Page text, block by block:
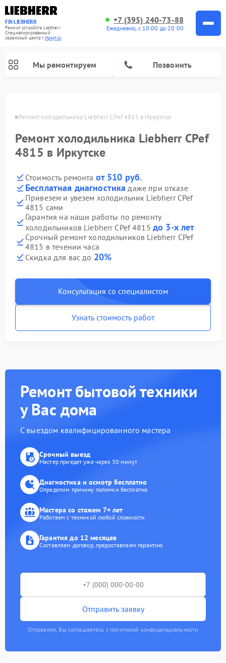
FIX-LIEBHERR
Ремонт устройств Liebherr
Специализированный
cервисный центр г.Иркутск
+7 (395) 240-73-88
Ежедневно, с 10:00 до 20:00
Мы ремонтируем Позвонить
Ремонт холодильника Liebherr CPef 4815 в Иркутске
Ремонт холодильника Liebherr CPef
4815 в Иркутске
Стоимость ремонта от 510 руб.
Бесплатная диагностика даже при отказе
Привезем и увезем холодильник Liebherr CPef
4815 сами
Гарантия на наши работы по ремонту
холодильников Liebherr CPef 4815 до 3-х лет
Срочный ремонт холодильников Liebherr CPef
4815 в течении часа
Скидка для вас до 20%
Консультация со специалистом
Узнать стоимость работ
Ремонт бытовой техники
у Вас дома
С выездом квалифицированного мастера
Срочный выезд
Мастер приедет уже через 30 минут
Диагностика и осмотр бесплатно
Определим причину поломки бесплатно
Мастера со стажем 7+ лет
Работаем с техникой любой сложности
Гарантия до 12 месяцев
Составляем договор, предоставляем гарантию
Отправить заявку
Отправляя, Вы соглашаетесь с политикой конфиденциальности